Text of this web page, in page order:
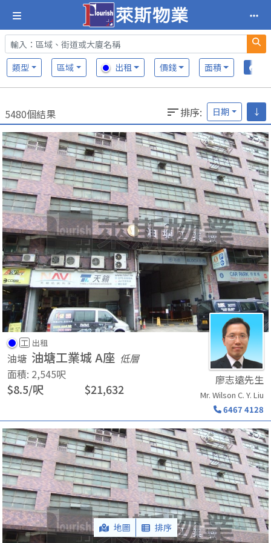
類型 區域 出租 價錢 面積
5480個結果 排序: 日期 ↓
工 出租
油塘 油塘工業城 A座 低層
面積: 2,545呎
$8.5/呎 $21,632
廖志遠先生
Mr. Wilson C. Y. Liu
6467 4128
地圖 排序